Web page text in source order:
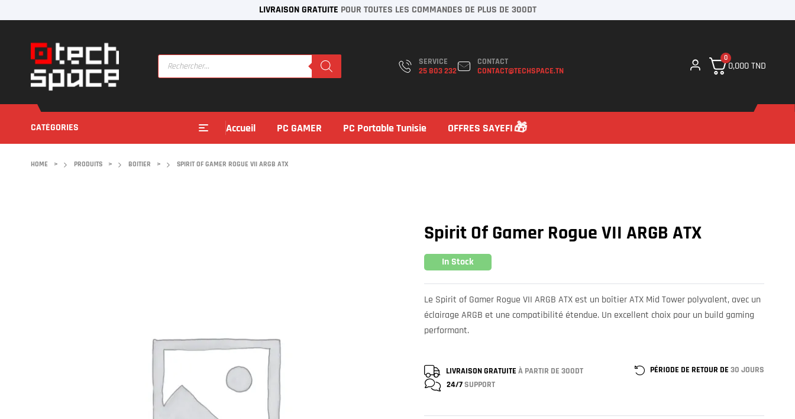
LIVRAISON GRATUITE POUR TOUTES LES COMMANDES DE PLUS DE 300DT
SERVICE
25 803 232
CONTACT
CONTACT@TECHSPACE.TN
0
0,000TND
CATÉGORIES Accueil PC GAMER PC Portable Tunisie OFFRES SAYEFI
HOME > PRODUITS > BOITIER > SPIRIT OF GAMER ROGUE VII ARGB ATX
Spirit Of Gamer Rogue VII ARGB ATX
In Stock
Le Spirit of Gamer Rogue VII ARGB ATX est un boîtier ATX Mid Tower polyvalent, avec un
éclairage ARGB et une compatibilité étendue. Un excellent choix pour un build gaming
performant.
LIVRAISON GRATUITE À PARTIR DE 300DT PÉRIODE DE RETOUR DE 30 JOURS
24/7SUPPORT